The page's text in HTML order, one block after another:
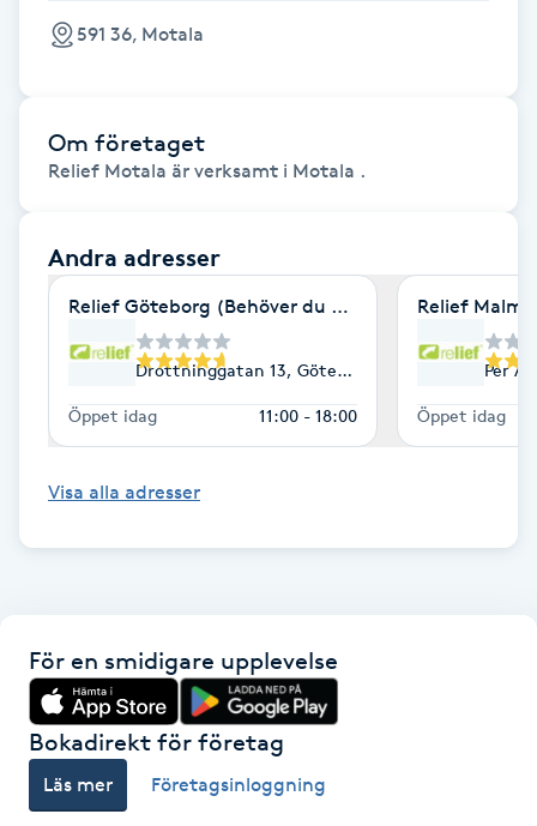
Faceliftmassage
Fet hårbotten
Fettreducering
Fibromassage
Fillers
Fotvård
Fransar
Fransborttagning
591 36, Motala
Om företaget
Relief Motala är verksamt i Motala .
Andra adresser
Relief Göteborg (Behöver du hjälp att sluta röka
Drottninggatan 13, Göteborg
Öppet idag 11:00 - 18:00
Relief Malmö
Per
Öppet idag
Visa alla adresser
För en smidigare upplevelse
Bokadirekt för företag
Läs mer Företagsinloggning